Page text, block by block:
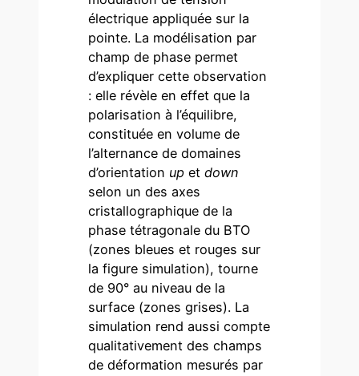
électrique appliquée sur la
pointe. La modélisation par
champ de phase permet
d’expliquer cette observation
: elle révèle en effet que la
polarisation à l’équilibre,
constituée en volume de
l’alternance de domaines
d’orientation up etdown
selon un des axes
cristallographique de la
phase tétragonale du BTO
(zones bleues et rouges sur
la figure simulation), tourne
de 90° au niveau de la
surface (zones grises). La
simulation rend aussi compte
qualitativement des champs
de déformation mesurés par